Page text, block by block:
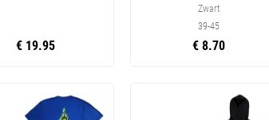
€ 19.95
Zwart
39-45
€ 8.70